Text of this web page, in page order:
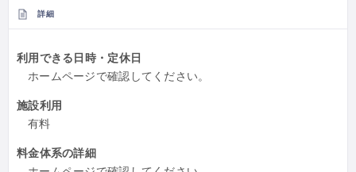
詳細
利用できる日時・定休日
ホームページで確認してください。
施設利用
有料
料金体系の詳細